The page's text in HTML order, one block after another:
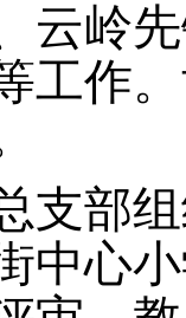
云岭
工作
支部
中心